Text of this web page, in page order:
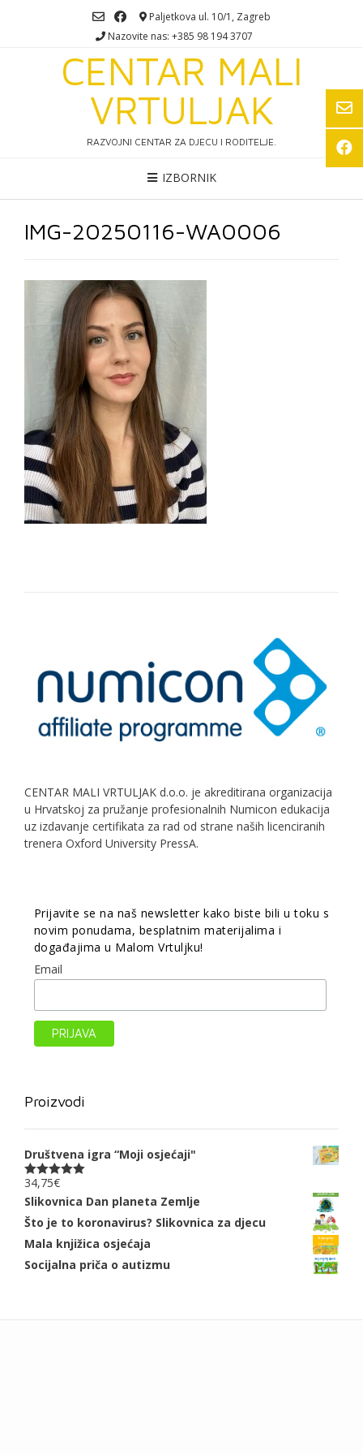
Paljetkova ul. 10/1, Zagreb
Nazovite nas: +385 98 194 3707
CENTAR MALI
VRTULJAK
RAZVOJNI CENTAR ZA DJECU I RODITELJE.
IZBORNIK
IMG-20250116-WA0006
CENTAR MALI VRTULJAK d.o.o. je akreditirana organizacija
u Hrvatskoj za pružanje profesionalnih Numicon edukacija
uz izdavanje certifikata za rad od strane naših licenciranih
trenera Oxford University PressA.
Prijavite se na naš newsletter kako biste bili u toku s
novim ponudama, besplatnim materijalima i
događajima u Malom Vrtuljku!
Email
Proizvodi
Društvena igra “Moji osjećaji"
Ocjenjeno
5.00
od 5
34,75€
Slikovnica Dan planeta Zemlje
Što je to koronavirus? Slikovnica za djecu
Mala knjižica osjećaja
Socijalna priča o autizmu